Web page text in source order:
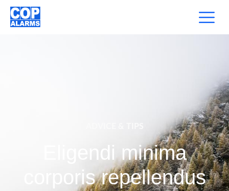
Eligendi minima
corporis repellendus